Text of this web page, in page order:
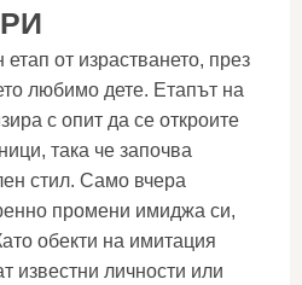
от израстването, през
любимо дете. Етапът на
с опит да се откроите
така че започва
стил. Само вчера
промени имиджа си,
обекти на имитация
известни личности или